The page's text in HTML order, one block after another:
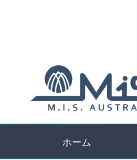
ホーム